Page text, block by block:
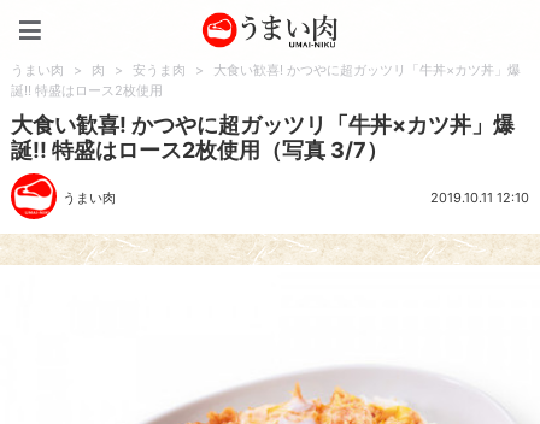
うまい肉 > 肉 > 安うま肉 >
大食い歓喜! かつやに超ガッツリ「牛丼×カツ丼」爆
誕!! 特盛はロース2枚使用
大食い歓喜! かつやに超ガッツリ「牛丼×カツ丼」爆
誕!! 特盛はロース2枚使用（写真 3/7）
うまい肉 2019.10.11 12:10